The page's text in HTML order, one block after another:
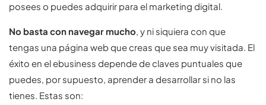
posees o puedes adquirir para el marketing digital.
No basta con navegar mucho , y ni siquiera con que
tengas una página web que creas que sea muy visitada. El
éxito en el ebusiness depende de claves puntuales que
puedes, por supuesto, aprender a desarrollar si no las
tienes. Estas son: